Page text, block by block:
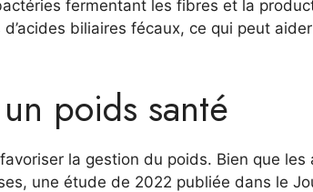
fermentant les fibres et la
biliaires fécaux, ce qui peut
poids santé
la gestion du poids. Bien que les
une étude de 2022 publiée dans le